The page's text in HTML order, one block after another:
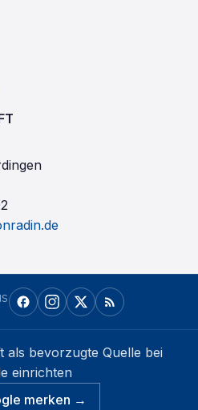
als bevorzugte Quelle bei
einrichten
merken →